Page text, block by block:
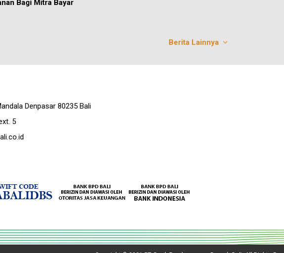
Bagi Mitra Bayar
Berita Lainnya
Denpasar 80235 Bali
5